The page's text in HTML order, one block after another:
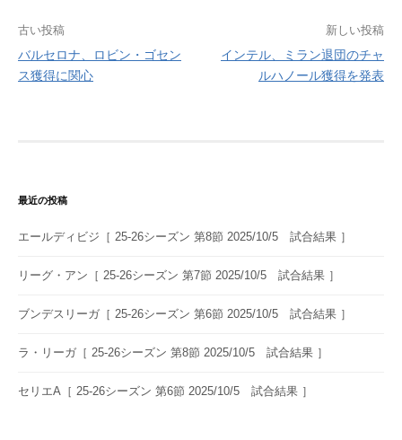
投
稿
ョ
ン
古い投稿
バルセロナ、ロビン・ゴセン
ス獲得に関心
新しい投稿
インテル、ミラン退団のチャ
ルハノール獲得を発表
最近の投稿
エールディビジ［ 25-26シーズン 第8節 2025/10/5 試合結果 ］
リーグ・アン［ 25-26シーズン 第7節 2025/10/5 試合結果 ］
ブンデスリーガ［ 25-26シーズン 第6節 2025/10/5 試合結果 ］
ラ・リーガ［ 25-26シーズン 第8節 2025/10/5 試合結果 ］
セリエA［ 25-26シーズン 第6節 2025/10/5 試合結果 ］